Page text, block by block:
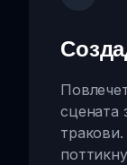
сцената